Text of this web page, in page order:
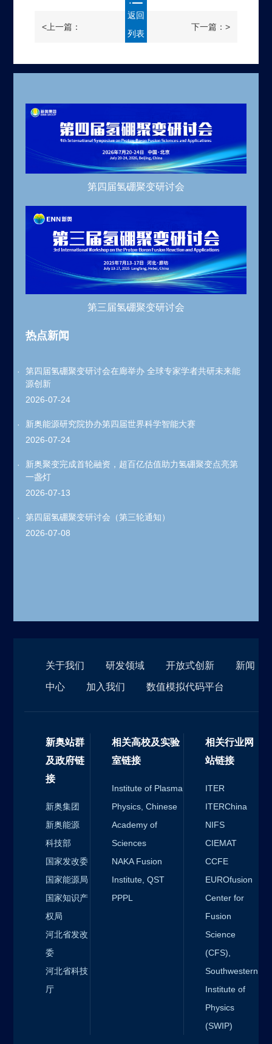
<上一篇：
返回
列表
下一篇：>
第四届氢硼聚变研讨会
第三届氢硼聚变研讨会
热点新闻
第四届氢硼聚变研讨会在廊举办 全球专家学者共研未来能
源创新
2026-07-24
新奥能源研究院协办第四届世界科学智能大赛
2026-07-24
新奥聚变完成首轮融资，超百亿估值助力氢硼聚变点亮第
一盏灯
2026-07-13
第四届氢硼聚变研讨会（第三轮通知）
2026-07-08
关于我们 研发领域 开放式创新 新闻
中心 加入我们 数值模拟代码平台
新奥站群
及政府链
接
新奥集团
新奥能源
科技部
国家发改委
国家能源局
国家知识产
权局
河北省发改
委
河北省科技
厅
相关高校及实验
室链接
Institute of Plasma
Physics, Chinese
Academy of
Sciences
NAKA Fusion
Institute, QST
PPPL
相关行业网
站链接
ITER
ITERChina
NIFS
CIEMAT
CCFE
EUROfusion
Center for
Fusion
Science
(CFS),
Southwestern
Institute of
Physics
(SWIP)